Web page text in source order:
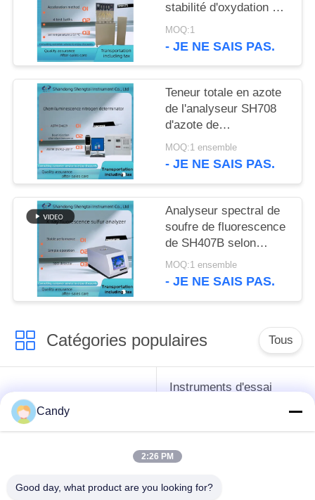
stabilité d'oxydation de
fioul de distillat d'ASTM
D2274
MOQ:1
- JE NE SAIS PAS.
Teneur totale en azote
de l'analyseur SH708
d'azote de
chimiluminescence
MOQ:1 ensemble
- JE NE SAIS PAS.
Analyseur spectral de
soufre de fluorescence
de SH407B selon
ASTM D4294 et GB/T
11140-1989
MOQ:1 ensemble
- JE NE SAIS PAS.
Catégories populaires Tous
instruments de essai
de pétrole
Instruments d'essai
graisse
Équipement d'essai
d'huile de
Candy
2:26 PM
Good day, what product are you looking for?